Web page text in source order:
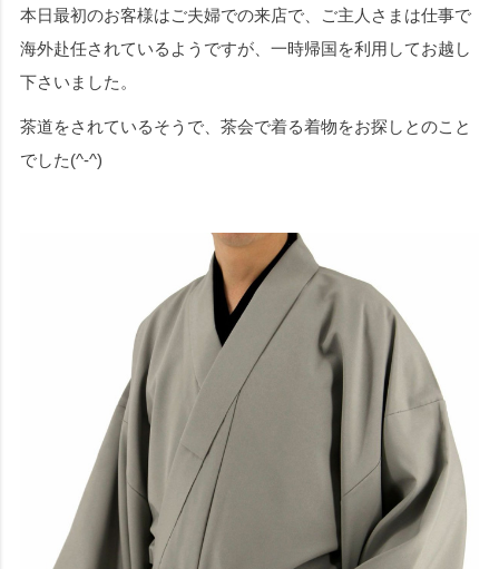
本日最初のお客様はご夫婦での来店で、ご主人さまは仕事で
海外赴任されているようですが、一時帰国を利用してお越し
下さいました。
茶道をされているそうで、茶会で着る着物をお探しとのこと
でした(^-^)